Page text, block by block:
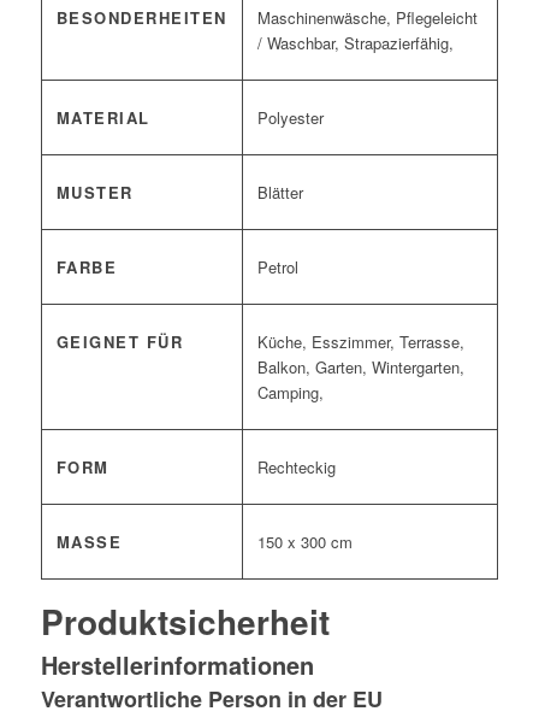
BESONDERHEITEN
Maschinenwäsche, Pflegeleicht
/ Waschbar, Strapazierfähig,
MATERIAL Polyester
MUSTER Blätter
FARBE Petrol
GEIGNET FÜR
Küche, Esszimmer, Terrasse,
Balkon, Garten, Wintergarten,
Camping,
FORM Rechteckig
MASSE 150 x 300 cm
Produktsicherheit
Herstellerinformationen
Verantwortliche Person in der EU